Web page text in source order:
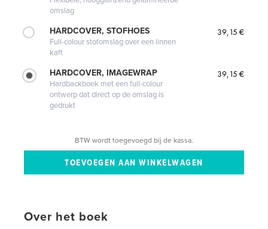
omslag
HARDCOVER, STOFHOES
Full-colour stofomslag over een linnen
kaft
39,15 €
HARDCOVER, IMAGEWRAP
Hardbackboek met een full-colour
ontwerp dat direct op de omslag is
gedrukt
39,15 €
BTW wordt toegevoegd bij de kassa.
Over het boek